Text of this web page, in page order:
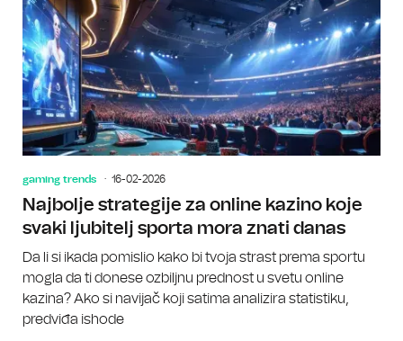
gaming trends 16-02-2026
Najbolje strategije za online kazino koje
svaki ljubitelj sporta mora znati danas
Da li si ikada pomislio kako bi tvoja strast prema sportu
mogla da ti donese ozbiljnu prednost u svetu online
kazina? Ako si navijač koji satima analizira statistiku,
predviđa ishode